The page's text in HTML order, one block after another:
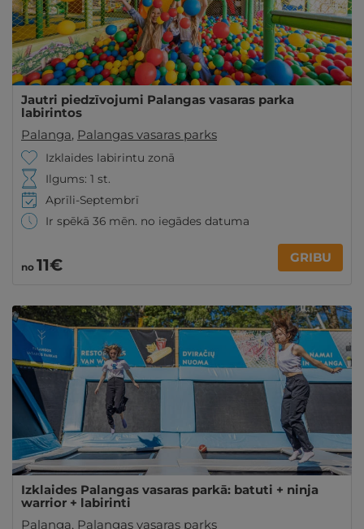
Jautri piedzīvojumi Palangas vasaras parka
labirintos
Palanga, Palangas vasaras parks
Izklaides labirintu zonā
Ilgums: 1 st.
Aprīli-Septembrī
Ir spēkā 36 mēn. no iegādes datuma
no 11€ GRIBU
Izklaides Palangas vasaras parkā: batuti + ninja
warrior + labirinti
Palanga, Palangas vasaras parks